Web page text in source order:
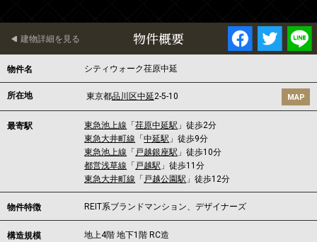
物件概要
建物詳細を見る
物件名 シティウォーク荏原中延
所在地 東京都品川区中延2-5-10 MAP
最寄駅 東急池上線 「荏原中延駅 」徒歩2分
東急大井町線 「中延駅 」徒歩9分
東急池上線 「 戸越銀座駅 」徒歩10分
都営浅草線 「 戸越駅 」徒歩11分
東急大井町線 「 戸越公園駅 」徒歩12分
物件特徴 REIT系ブランドマンション、デザイナーズ
構造規模 地上4階 地下1階 RC造